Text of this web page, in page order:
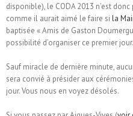
disponible), le CODA 2013 n’est
comme il aurait aimé le faire si la
baptisée « Amis de Gaston
possibilité d’organiser ce premier jour.
Sauf miracle de dernière minute,
sera convié à présider aux
jour. Vous nous en voyez désolés.